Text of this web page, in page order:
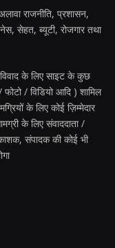
राजनीति, प्रशासन,
सेहत, ब्यूटी, रोजगार तथा
के लिए साइट के कुछ
फोटो / विडियो आदि ) शामिल
के लिए कोई ज़िम्मेदार
के लिए संवाददाता /
संपादक की कोई भी